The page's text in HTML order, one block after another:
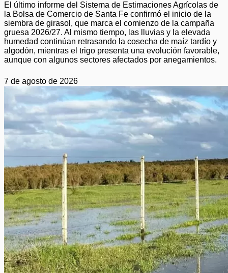
El último informe del Sistema de Estimaciones Agrícolas de
la Bolsa de Comercio de Santa Fe confirmó el inicio de la
siembra de girasol, que marca el comienzo de la campaña
gruesa 2026/27. Al mismo tiempo, las lluvias y la elevada
humedad continúan retrasando la cosecha de maíz tardío y
algodón, mientras el trigo presenta una evolución favorable,
aunque con algunos sectores afectados por anegamientos.
7 de agosto de 2026